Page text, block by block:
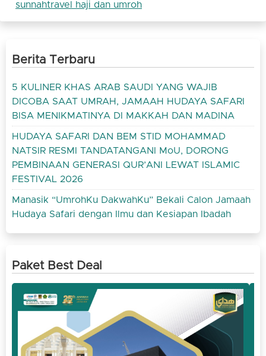
sunnahtravel haji dan umroh
Berita Terbaru
5 KULINER KHAS ARAB SAUDI YANG WAJIB
DICOBA SAAT UMRAH, JAMAAH HUDAYA SAFARI
BISA MENIKMATINYA DI MAKKAH DAN MADINA
HUDAYA SAFARI DAN BEM STID MOHAMMAD
NATSIR RESMI TANDATANGANI MoU, DORONG
PEMBINAAN GENERASI QUR’ANI LEWAT ISLAMIC
FESTIVAL 2026
Manasik “UmrohKu DakwahKu” Bekali Calon Jamaah
Hudaya Safari dengan Ilmu dan Kesiapan Ibadah
Paket Best Deal